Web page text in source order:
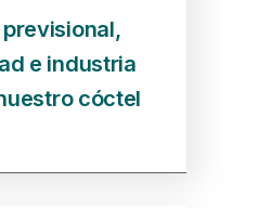
e industria
cóctel